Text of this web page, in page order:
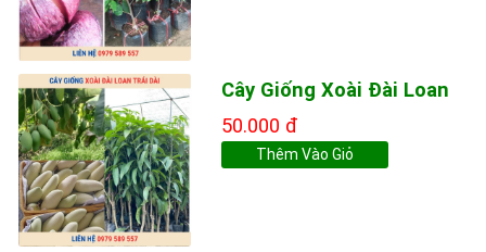
Cây Giống Xoài Đài Loan
50.000 đ
Thêm Vào Giỏ